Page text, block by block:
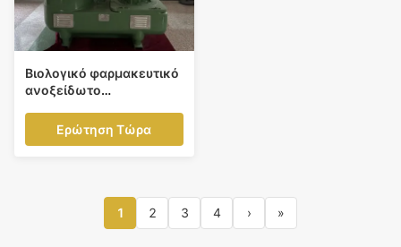
Βιολογικό φαρμακευτικό
ανοξείδωτο
το χωρισμό
Ερώτηση Τώρα
1 2 3 4 › »